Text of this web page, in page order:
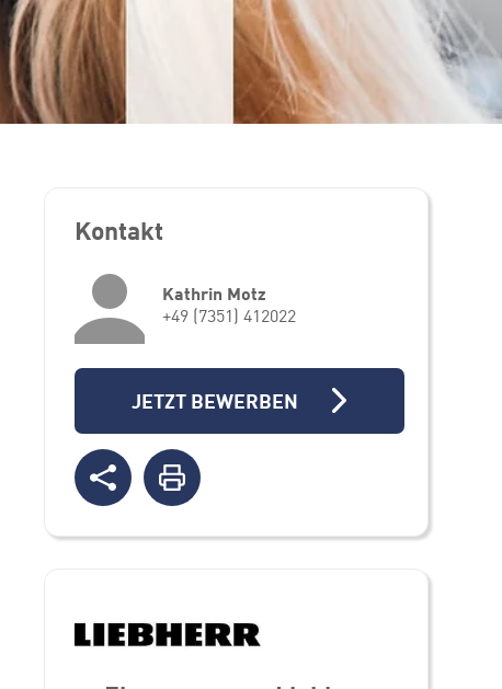
Kontakt
Kathrin Motz
+49 (7351) 412022
JETZT BEWERBEN